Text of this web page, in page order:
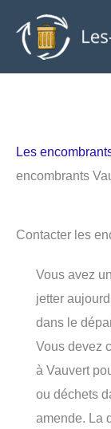
contenu
Les
encombrants
Contacter les
Vous avez
jetter
dans le
Vous devez
à Vauvert
ou déchets
amende. La